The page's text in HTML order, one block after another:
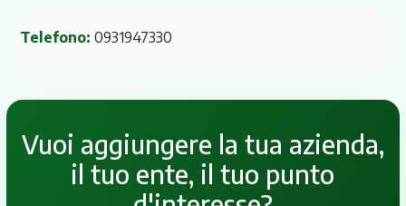
Telefono: 0931947330
Vuoi aggiungere la tua azienda,
il tuo ente, il tuo punto